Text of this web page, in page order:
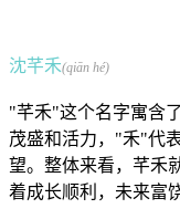
沈芊禾(qiān hé)
"芊禾"这个名字寓含
茂盛和活力，"禾"代
望。整体来看，芊禾
着成长顺利，未来富